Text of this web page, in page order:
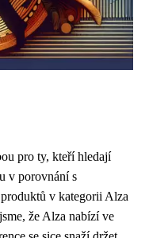
pro ty, kteří hledají
v porovnání s
v kategorii Alza
že Alza nabízí ve